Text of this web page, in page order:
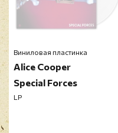
Виниловая пластинка
Alice Cooper
Special Forces
LP